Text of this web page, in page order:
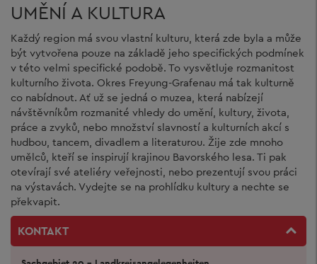
UMĚNÍ A KULTURA
Každý region má svou vlastní kulturu, která zde byla a může
být vytvořena pouze na základě jeho specifických podmínek
v této velmi specifické podobě. To vysvětluje rozmanitost
kulturního života. Okres Freyung-Grafenau má tak kulturně
co nabídnout. Ať už se jedná o muzea, která nabízejí
návštěvníkům rozmanité vhledy do umění, kultury, života,
práce a zvyků, nebo množství slavností a kulturních akcí s
hudbou, tancem, divadlem a literaturou. Žije zde mnoho
umělců, kteří se inspirují krajinou Bavorského lesa. Ti pak
otevírají své ateliéry veřejnosti, nebo prezentují svou práci
na výstavách. Vydejte se na prohlídku kultury a nechte se
překvapit.
KONTAKT